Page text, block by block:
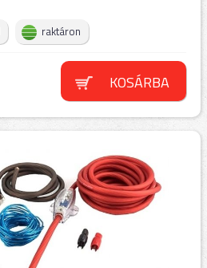
raktáron
KOSÁRBA